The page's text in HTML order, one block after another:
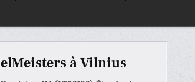
elMeisters à Vilnius